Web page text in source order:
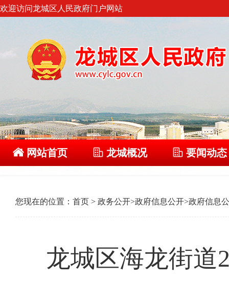
欢迎访问龙城区人民政府门户网站
网站首页 龙城概况 要闻动态
您现在的位置： 首页 > 政务公开>政府信息公开>政府信息
龙城区海龙街道